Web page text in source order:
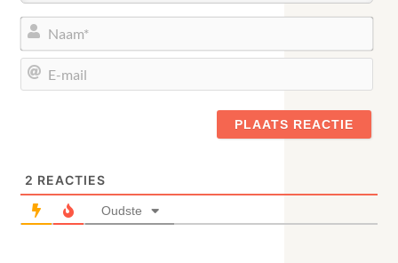
2 REACTIES
Oudste